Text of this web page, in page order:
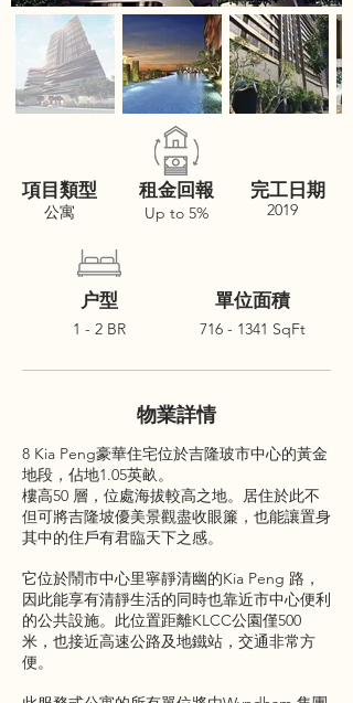
項目類型
公寓
租金回報
Up to 5%
完工日期
2019
户型
1 - 2 BR
單位面積
716 - 1341 SqFt
物業詳情
8 Kia Peng豪華住宅位於吉隆玻市中心的黃金
地段，佔地1.05英畝。
樓高50 層，位處海拔較高之地。居住於此不
但可將吉隆坡優美景觀盡收眼簾，也能讓置身
其中的住戶有君臨天下之感。
它位於鬧市中心里寧靜清幽的Kia Peng 路，
因此能享有清靜生活的同時也靠近市中心便利
的公共設施。此位置距離KLCC公園僅500
米，也接近高速公路及地鐵站，交通非常方
便。